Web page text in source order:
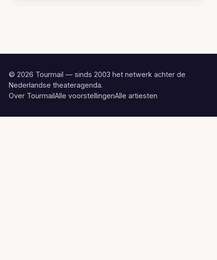
© 2026 Tourmail — sinds 2003 het netwerk achter de
Nederlandse theateragenda.
Over TourmailAlle voorstellingenAlle artiesten